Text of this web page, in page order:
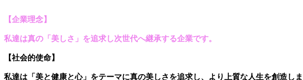
【企業理念】
私達は真の「美しさ」を追求し次世代へ継承する企業です。
【社会的使命】
私達は「美と健康と心」をテーマに真の美しさを追求し、 より上質な人生を創造しま